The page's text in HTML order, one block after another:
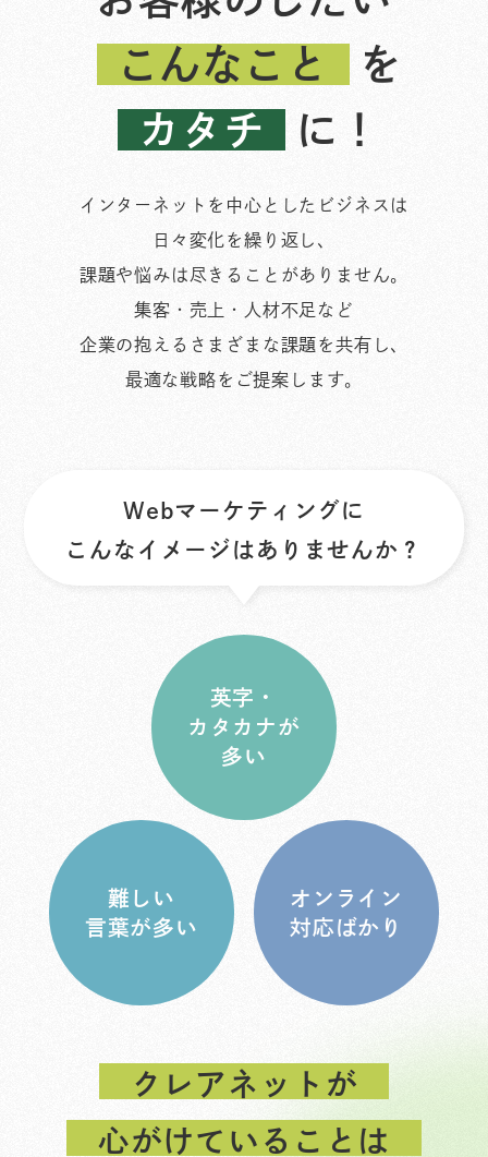
こんなこと
を
カタチ
に！
インターネットを中心としたビジネスは
日々変化を繰り返し、
課題や悩みは尽きることがありません。
集客・売上・人材不足など
企業の抱えるさまざまな課題を共有し、
最適な戦略をご提案します。
Webマーケティングに
こんなイメージはありませんか？
英字・
カタカナが
多い
難しい
言葉が多い
オンライン
対応 ばかり
クレアネットが
心がけていることは